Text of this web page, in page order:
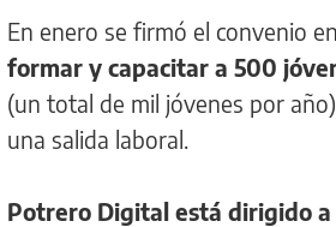
En enero se firmó el convenio
formar y capacitar a 500
(un total de mil jóvenes por
una salida laboral.
Potrero Digital está dirigido